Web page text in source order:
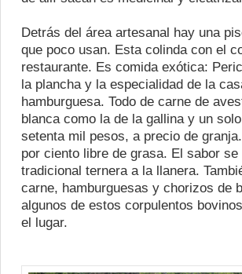
Detrás del área artesanal hay una
que poco usan. Esta colinda con el
restaurante. Es comida exótica:
la plancha y la especialidad de la
hamburguesa. Todo de carne de
blanca como la de la gallina y un
setenta mil pesos, a precio de
por ciento libre de grasa. El sabor
tradicional ternera a la llanera.
carne, hamburguesas y chorizos de
algunos de estos corpulentos
el lugar.